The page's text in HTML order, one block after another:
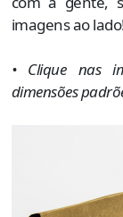
imagens ao
• Clique nas
dimensões